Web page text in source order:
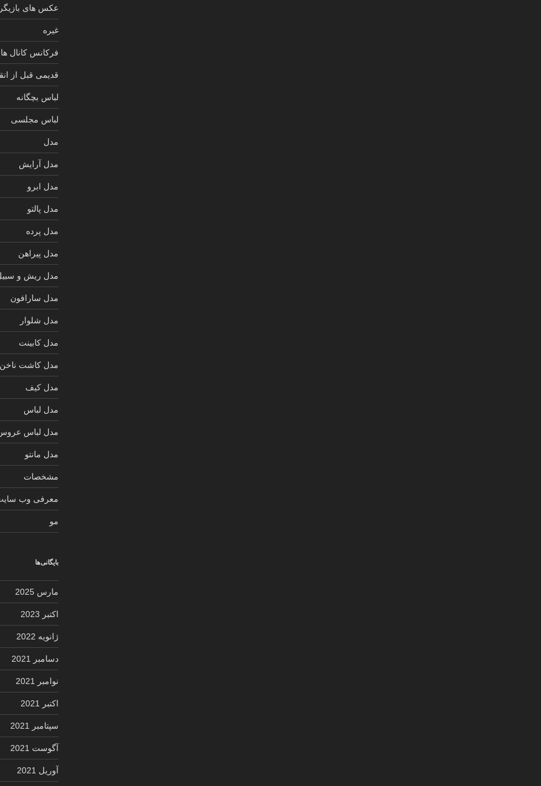
عکس های
غیره
فرکانس کانال
قدیمی قبل از
لباس بچگانه
لباس مجلسی
مدل
مدل آرایش
مدل ابرو
مدل پالتو
مدل پرده
مدل پیراهن
مدل ریش و
مدل سارافون
مدل شلوار
مدل کابینت
مدل کاشت ناخن
مدل کیف
مدل لباس
مدل لباس
مدل مانتو
مشخصات
معرفی وب
مو
بایگانی‌ها
مارس 2025
اکتبر 2023
ژانویه 2022
دسامبر 2021
نوامبر 2021
اکتبر 2021
سپتامبر 2021
آگوست 2021
آوریل 2021